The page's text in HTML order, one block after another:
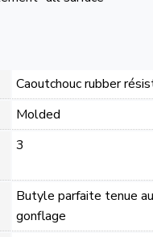
Caoutchouc rubber
Molded
3
Butyle parfaite tenue au
gonflage